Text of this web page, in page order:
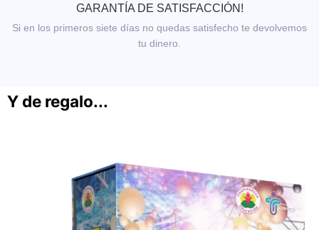
GARANTÍA DE SATISFACCIÓN!
Si en los primeros siete días no quedas satisfecho te devolvemos
tu dinero.
Y de regalo...